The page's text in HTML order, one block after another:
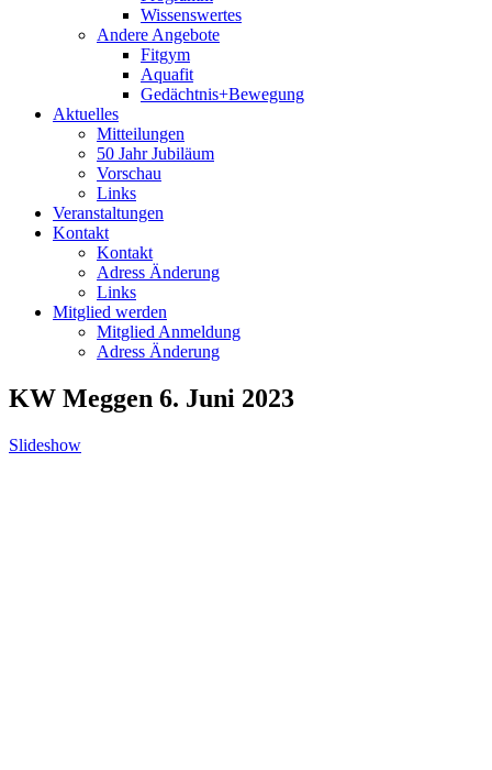
Wissenswertes
Andere Angebote
Fitgym
Aquafit
Gedächtnis+Bewegung
Aktuelles
Mitteilungen
50 Jahr Jubiläum
Vorschau
Links
Veranstaltungen
Kontakt
Kontakt
Adress Änderung
Links
Mitglied werden
Mitglied Anmeldung
Adress Änderung
KW Meggen 6. Juni 2023
Slideshow